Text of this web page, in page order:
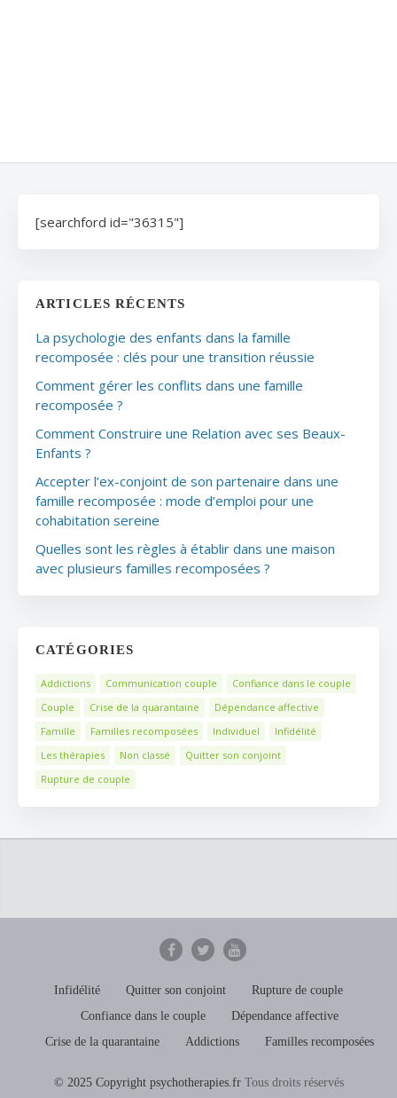
[searchford id="36315"]
ARTICLES RÉCENTS
La psychologie des enfants dans la famille
recomposée : clés pour une transition réussie
Comment gérer les conflits dans une famille
recomposée ?
Comment Construire une Relation avec ses Beaux-
Enfants ?
Accepter l’ex-conjoint de son partenaire dans une
famille recomposée : mode d’emploi pour une
cohabitation sereine
Quelles sont les règles à établir dans une maison
avec plusieurs familles recomposées ?
CATÉGORIES
Addictions Communication couple
Confiance dans le couple
Couple
Crise de la quarantaine
Dépendance affective
Famille
Familles recomposées Individuel
Infidélité
Les thérapies
Non classé
Quitter son conjoint
Rupture de couple
Infidélité Quitter son conjoint
Rupture de couple
Confiance dans le couple
Dépendance affective
Crise de la quarantaine
Addictions Familles recomposées
© 2025 Copyright psychotherapies.frTous droits réservés